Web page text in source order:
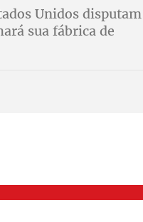
Unidos disputam
sua fábrica de